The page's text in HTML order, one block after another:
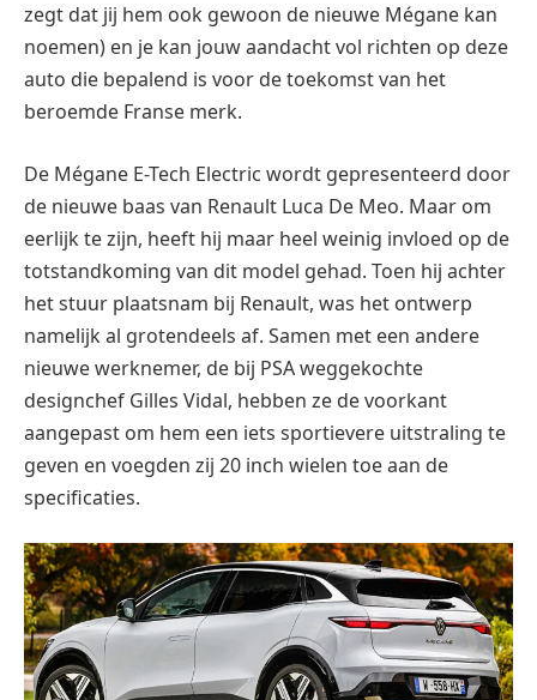
zegt dat jij hem ook gewoon de nieuwe Mégane kan
noemen) en je kan jouw aandacht vol richten op deze
auto die bepalend is voor de toekomst van het
beroemde Franse merk.
De Mégane E-Tech Electric wordt gepresenteerd door
de nieuwe baas van Renault Luca De Meo. Maar om
eerlijk te zijn, heeft hij maar heel weinig invloed op de
totstandkoming van dit model gehad. Toen hij achter
het stuur plaatsnam bij Renault, was het ontwerp
namelijk al grotendeels af. Samen met een andere
nieuwe werknemer, de bij PSA weggekochte
designchef Gilles Vidal, hebben ze de voorkant
aangepast om hem een ​​iets sportievere uitstraling te
geven en voegden zij 20 inch wielen toe aan de
specificaties.